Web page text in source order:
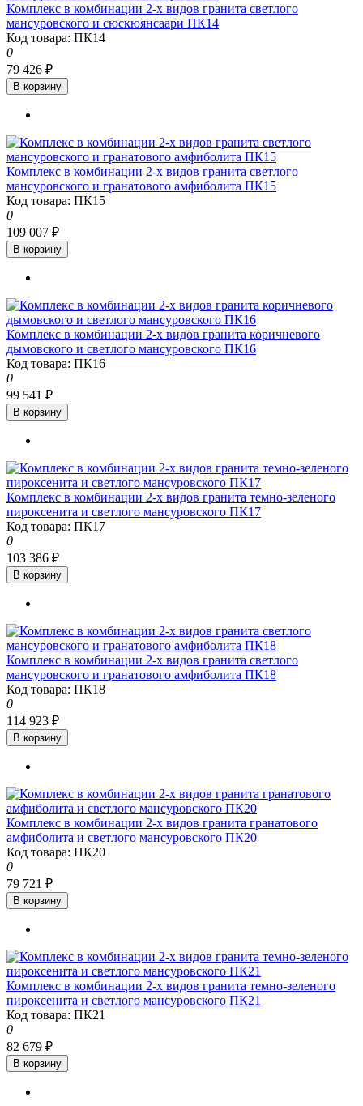
Комплекс в комбинации 2-х видов гранита светлого
мансуровского и сюскюянсаари ПК14
Код товара: ПК14
0
79 426 ₽
В корзину
Комплекс в комбинации 2-х видов гранита светлого
мансуровского и гранатового амфиболита ПК15
Код товара: ПК15
0
109 007 ₽
В корзину
Комплекс в комбинации 2-х видов гранита коричневого
дымовского и светлого мансуровского ПК16
Код товара: ПК16
0
99 541 ₽
В корзину
Комплекс в комбинации 2-х видов гранита темно-зеленого
пироксенита и светлого мансуровского ПК17
Код товара: ПК17
0
103 386 ₽
В корзину
Комплекс в комбинации 2-х видов гранита светлого
мансуровского и гранатового амфиболита ПК18
Код товара: ПК18
0
114 923 ₽
В корзину
Комплекс в комбинации 2-х видов гранита гранатового
амфиболита и светлого мансуровского ПК20
Код товара: ПК20
0
79 721 ₽
В корзину
Комплекс в комбинации 2-х видов гранита темно-зеленого
пироксенита и светлого мансуровского ПК21
Код товара: ПК21
0
82 679 ₽
В корзину